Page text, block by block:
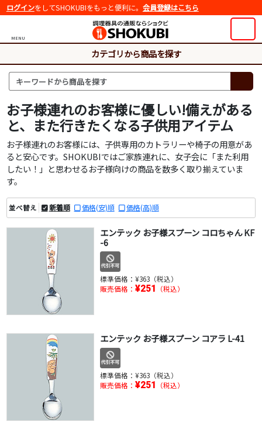
ログインをしてSHOKUBIをもっと便利に。 会員登録はこちら
MENU
カテゴリから商品を探す
お子様連れのお客様に優しい!備えがある
と、また行きたくなる子供用アイテム
お子様連れのお客様には、子供専用のカトラリーや椅子の用意があ
ると安心です。SHOKUBIではご家族連れに、女子会に「また利用
したい！」と思わせるお子様向けの商品を数多く取り揃えていま
す。
並べ替え 新着順 価格(安)順 価格(高)順
エンテック お子様スプーン コロちゃん KF
-6
標準価格： ¥363（税込）
販売価格： ¥251 （税込）
エンテック お子様スプーン コアラ L-41
標準価格： ¥363（税込）
販売価格： ¥251 （税込）